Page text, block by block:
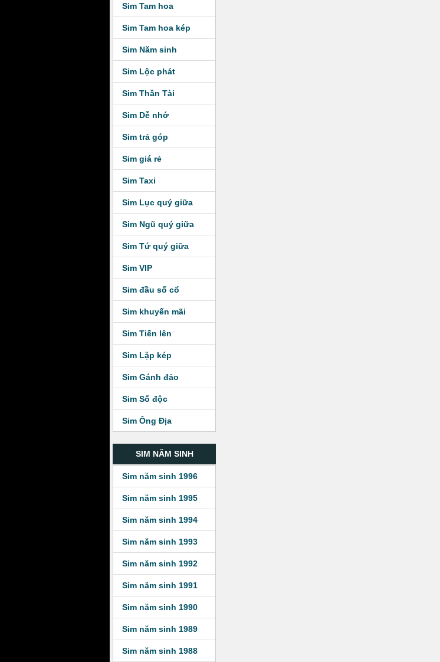
Sim Tam hoa
Sim Tam hoa kép
Sim Năm sinh
Sim Lộc phát
Sim Thần Tài
Sim Dễ nhớ
Sim trả góp
Sim giá rẻ
Sim Taxi
Sim Lục quý giữa
Sim Ngũ quý giữa
Sim Tứ quý giữa
Sim VIP
Sim đầu số cổ
Sim khuyến mãi
Sim Tiến lên
Sim Lặp kép
Sim Gánh đảo
Sim Số độc
Sim Ông Địa
SIM NĂM SINH
Sim năm sinh 1996
Sim năm sinh 1995
Sim năm sinh 1994
Sim năm sinh 1993
Sim năm sinh 1992
Sim năm sinh 1991
Sim năm sinh 1990
Sim năm sinh 1989
Sim năm sinh 1988